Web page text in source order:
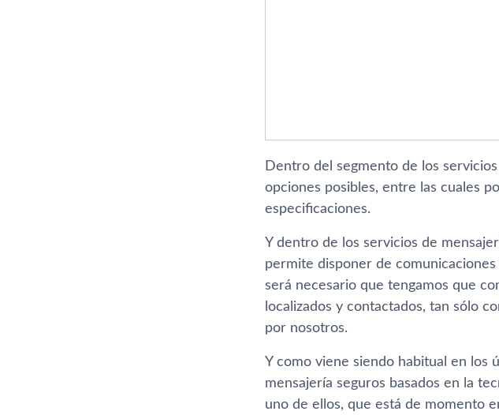
Dentro del segmento de los
opciones posibles, entre las cuales
especificaciones.
Y dentro de los servicios de
permite disponer de
será necesario que tengamos que
localizados y contactados, tan sólo
por nosotros.
Y como viene siendo habitual en los
mensajería seguros basados en la
uno de ellos, que está de momento